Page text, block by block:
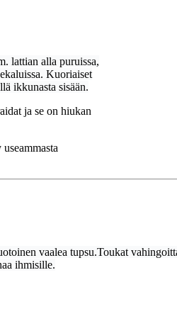
lattian alla puruissa,
Kuoriaiset
ikkunasta sisään.
ja se on hiukan
vaalea tupsu.Toukat
ihmisille.